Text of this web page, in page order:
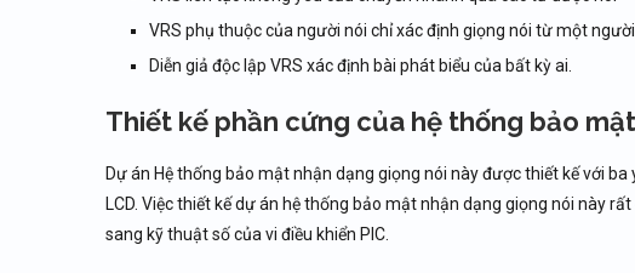
VRS phụ thuộc của người nói chỉ xác định giọng nói từ một
Diễn giả độc lập VRS xác định bài phát biểu của bất kỳ ai.
Thiết kế phần cứng của hệ thống bảo
Dự án Hệ thống bảo mật nhận dạng giọng nói này được thiết kế với
LCD. Việc thiết kế dự án hệ thống bảo mật nhận dạng giọng nói này
sang kỹ thuật số của vi điều khiển PIC.